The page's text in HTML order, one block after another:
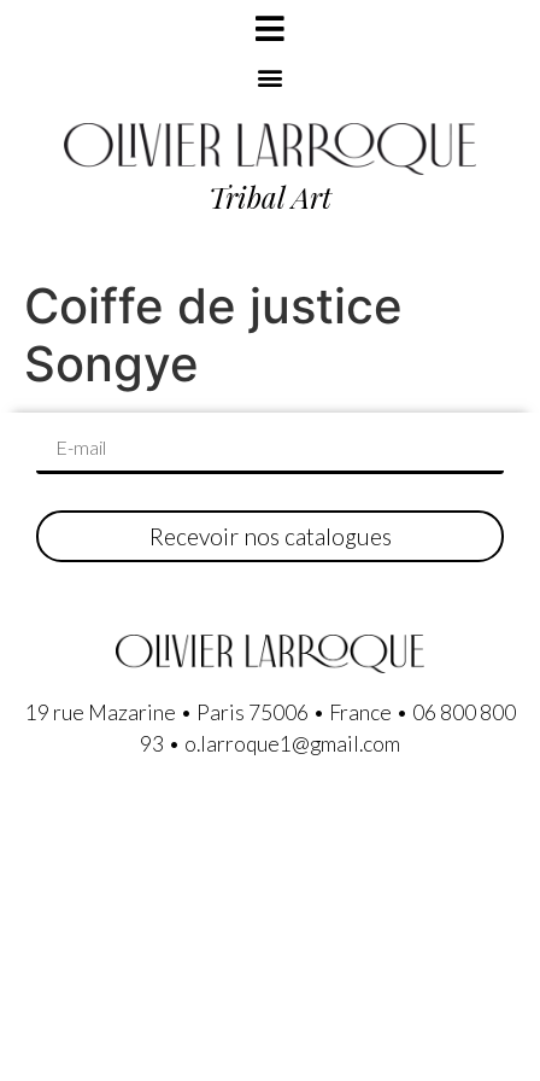
Tribal Art
Coiffe de justice
Songye
Recevoir nos catalogues
19 rue Mazarine • Paris 75006 • France • 06 800 800
93 • o.larroque1@gmail.com